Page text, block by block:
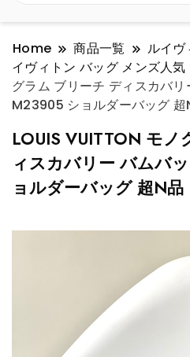
Home 商品一覧 ルイヴ
イヴィトン バッグ メンズ人気
グラム ブリーチ ディスカバ
M23905 ショルダーバッグ 超
LOUIS VUITTON モ
ィスカバリー バムバ
ョルダーバッグ 超N品